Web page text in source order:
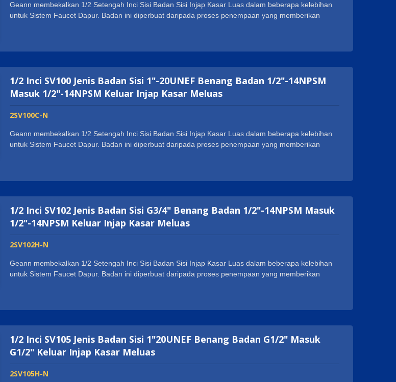
Geann membekalkan 1/2 Setengah Inci Sisi Badan Sisi Injap Kasar Luas dalam beberapa kelebihan
untuk Sistem Faucet Dapur. Badan ini diperbuat daripada proses penempaan yang memberikan
1/2 Inci SV100 Jenis Badan Sisi 1"-20UNEF Benang Badan 1/2"-14NPSM
Masuk 1/2"-14NPSM Keluar Injap Kasar Meluas
2SV100C-N
Geann membekalkan 1/2 Setengah Inci Sisi Badan Sisi Injap Kasar Luas dalam beberapa kelebihan
untuk Sistem Faucet Dapur. Badan ini diperbuat daripada proses penempaan yang memberikan
1/2 Inci SV102 Jenis Badan Sisi G3/4" Benang Badan 1/2"-14NPSM Masuk
1/2"-14NPSM Keluar Injap Kasar Meluas
2SV102H-N
Geann membekalkan 1/2 Setengah Inci Sisi Badan Sisi Injap Kasar Luas dalam beberapa kelebihan
untuk Sistem Faucet Dapur. Badan ini diperbuat daripada proses penempaan yang memberikan
1/2 Inci SV105 Jenis Badan Sisi 1"20UNEF Benang Badan G1/2" Masuk
G1/2" Keluar Injap Kasar Meluas
2SV105H-N